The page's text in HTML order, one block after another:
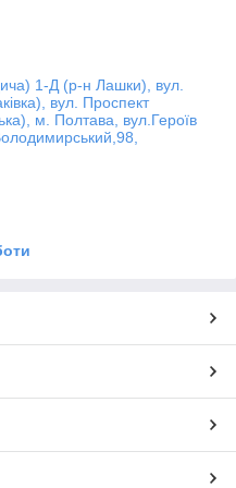
1-Д (р-н Лашки), вул.
вул. Проспект
м. Полтава, вул.Героїв